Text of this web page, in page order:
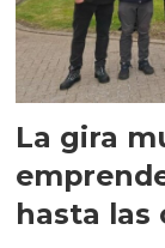
La gira
hasta las